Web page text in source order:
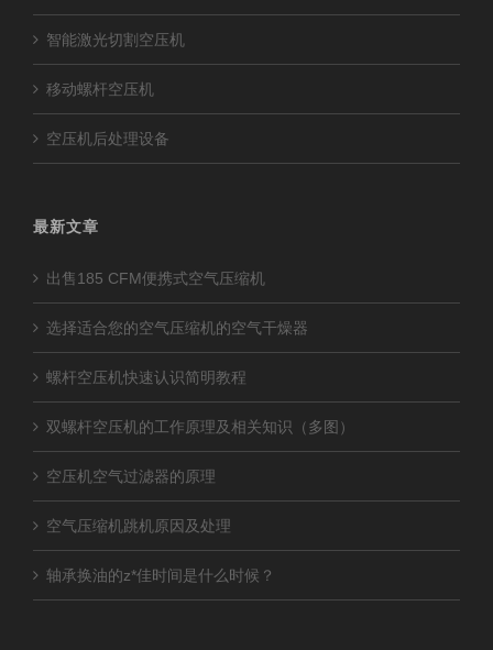
智能激光切割空压机
移动螺杆空压机
空压机后处理设备
最新文章
出售185 CFM便携式空气压缩机
选择适合您的空气压缩机的空气干燥器
螺杆空压机快速认识简明教程
双螺杆空压机的工作原理及相关知识（多图）
空压机空气过滤器的原理
空气压缩机跳机原因及处理
轴承换油的z*佳时间是什么时候？